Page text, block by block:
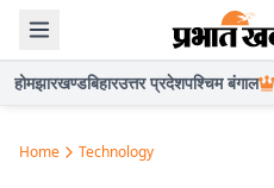
होमझारखण्डबिहारउत्तर प्रदेशपश्चिम बंगाल
Home Technology